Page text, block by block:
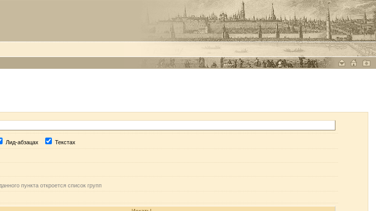
Лид-абзацах Текстах
пункта откроется список групп